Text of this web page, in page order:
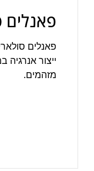
פאנלים
פאנלים
ייצור
מזהמים.